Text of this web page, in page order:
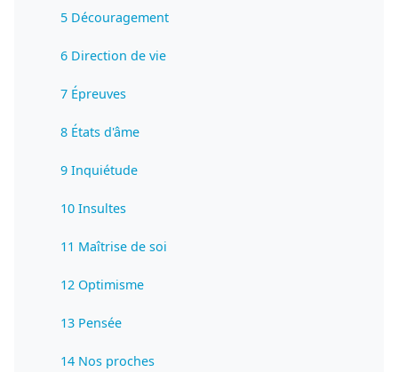
5 Découragement
6 Direction de vie
7 Épreuves
8 États d'âme
9 Inquiétude
10 Insultes
11 Maîtrise de soi
12 Optimisme
13 Pensée
14 Nos proches